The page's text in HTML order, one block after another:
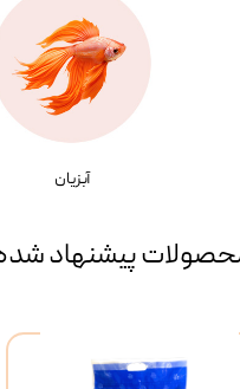
آبزیان
پیشنهاد